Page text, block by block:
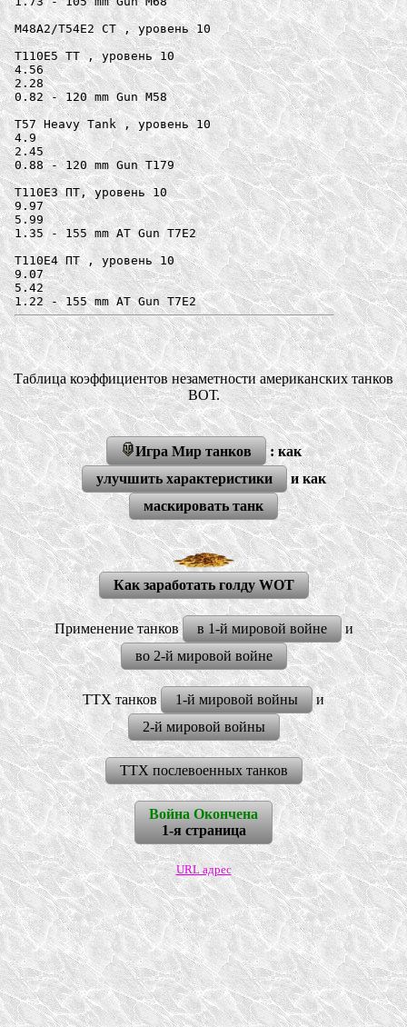
М48А2/Т54Е2 СТ , уровень 10
T110E5 ТТ , уровень 10
4.56
2.28
0.82 - 120 mm Gun M58
T57 Heavy Tank , уровень 10
4.9
2.45
0.88 - 120 mm Gun T179
T110E3 ПТ, уровень 10
9.97
5.99
1.35 - 155 mm AT Gun T7E2
T110E4 ПТ , уровень 10
9.07
5.42
Таблица коэффициентов незаметности американских танков
ВОТ.
Игра Мир танков
: как
улучшить характеристики
и как
маскировать танк
Как заработать голду WOT
Применение танков в 1-й мировой войне
и
во 2-й мировой войне
ТТХ танков 1-й мировой войны
и
2-й мировой войны
ТТХ послевоенных танков
Война Окончена
1-я страница
URL адрес